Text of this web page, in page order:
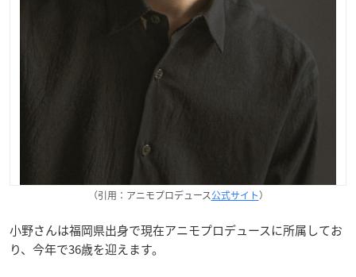
（引用：アニモプロデュース公式サイト）
小野さんは福岡県出身で現在アニモプロデュースに所属してお
り、今年で36歳を迎えます。